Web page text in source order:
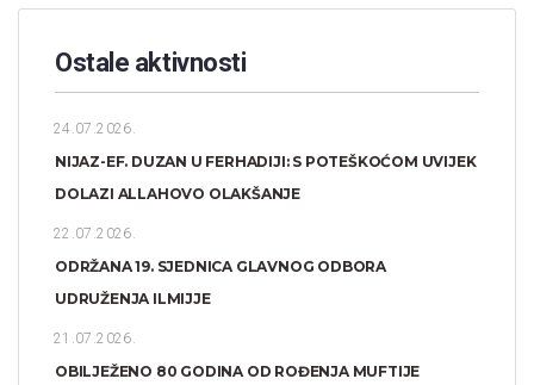
Ostale aktivnosti
24.07.2026.
NIJAZ-EF. DUZAN U FERHADIJI: S POTEŠKOĆOM UVIJEK
DOLAZI ALLAHOVO OLAKŠANJE
22.07.2026.
ODRŽANA 19. SJEDNICA GLAVNOG ODBORA
UDRUŽENJA ILMIJJE
21.07.2026.
OBILJEŽENO 80 GODINA OD ROĐENJA MUFTIJE